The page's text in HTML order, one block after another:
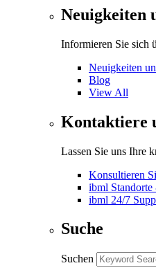
Neuigkeiten
Informieren Sie sich
Neuigkeiten
Blog
View All
Kontaktiere
Lassen Sie uns Ihre
Konsultieren
ibml Standorte
ibml 24/7
Suche
Suchen